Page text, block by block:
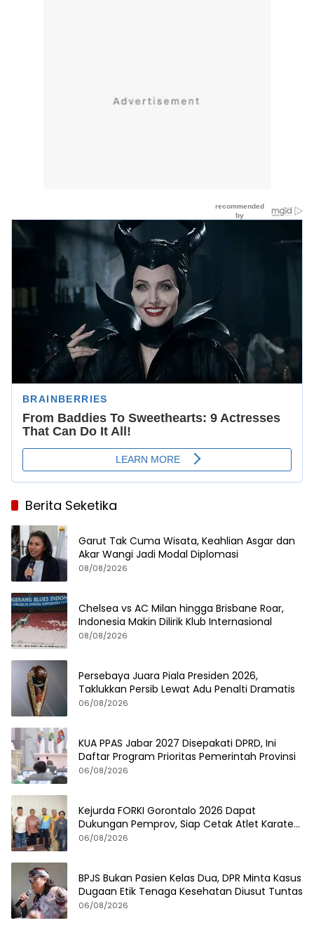
Berita Seketika
Garut Tak Cuma Wisata, Keahlian Asgar dan
Akar Wangi Jadi Modal Diplomasi
08/08/2026
Chelsea vs AC Milan hingga Brisbane Roar,
Indonesia Makin Dilirik Klub Internasional
08/08/2026
Persebaya Juara Piala Presiden 2026,
Taklukkan Persib Lewat Adu Penalti Dramatis
06/08/2026
KUA PPAS Jabar 2027 Disepakati DPRD, Ini
Daftar Program Prioritas Pemerintah Provinsi
06/08/2026
Kejurda FORKI Gorontalo 2026 Dapat
Dukungan Pemprov, Siap Cetak Atlet Karate
Berprestasi
06/08/2026
BPJS Bukan Pasien Kelas Dua, DPR Minta Kasus
Dugaan Etik Tenaga Kesehatan Diusut Tuntas
06/08/2026